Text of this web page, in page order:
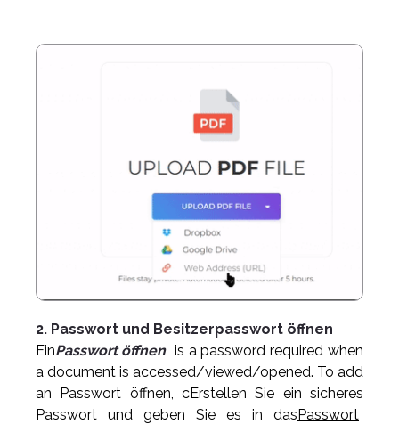
2. Passwort und Besitzerpasswort öffnen
EinPasswort öffnen is a password required when
a document is accessed/viewed/opened. To add
an Passwort öffnen, cErstellen Sie ein sicheres
Passwort und geben Sie es in dasPasswort